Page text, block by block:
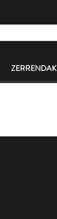
ZERRENDAK